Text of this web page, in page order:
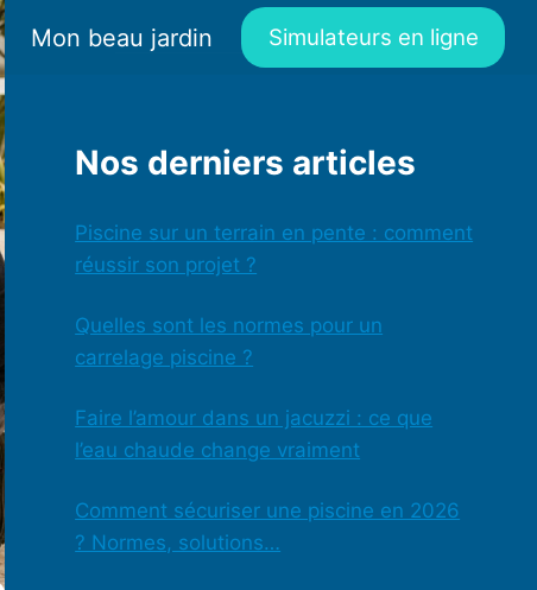
Mon beau jardin Simulateurs en ligne
Nos derniers articles
Piscine sur un terrain en pente : comment
réussir son projet ?
Quelles sont les normes pour un
carrelage piscine ?
Faire l’amour dans un jacuzzi : ce que
l’eau chaude change vraiment
Comment sécuriser une piscine en 2026
? Normes, solutions…